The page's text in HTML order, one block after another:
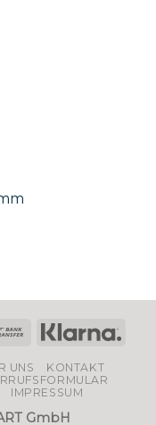
UNS
KONTAKT
IMPRESSUM
GmbH